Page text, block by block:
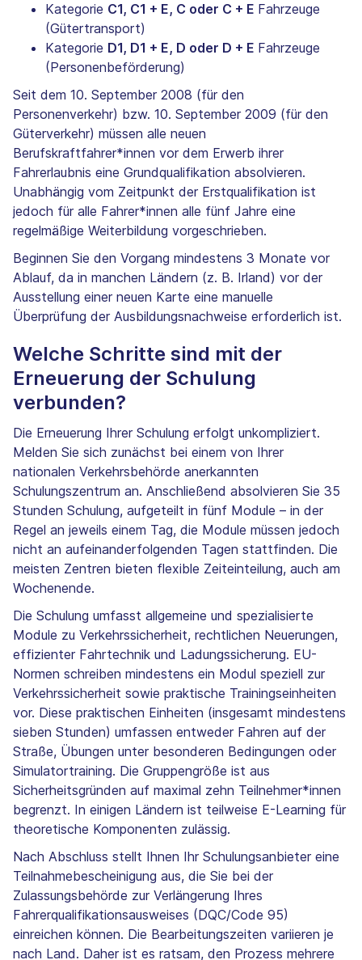
Kategorie C1, C1 + E, C oder C + E Fahrzeuge
(Gütertransport)
Kategorie D1, D1 + E, D oder D + E Fahrzeuge
(Personenbeförderung)
Seit dem 10. September 2008 (für den
Personenverkehr) bzw. 10. September 2009 (für den
Güterverkehr) müssen alle neuen
Berufskraftfahrer*innen vor dem Erwerb ihrer
Fahrerlaubnis eine Grundqualifikation absolvieren.
Unabhängig vom Zeitpunkt der Erstqualifikation ist
jedoch für alle Fahrer*innen alle fünf Jahre eine
regelmäßige Weiterbildung vorgeschrieben.
Beginnen Sie den Vorgang mindestens 3 Monate vor
Ablauf, da in manchen Ländern (z. B. Irland) vor der
Ausstellung einer neuen Karte eine manuelle
Überprüfung der Ausbildungsnachweise erforderlich ist.
Welche Schritte sind mit der
Erneuerung der Schulung
verbunden?
Die Erneuerung Ihrer Schulung erfolgt unkompliziert.
Melden Sie sich zunächst bei einem von Ihrer
nationalen Verkehrsbehörde anerkannten
Schulungszentrum an. Anschließend absolvieren Sie 35
Stunden Schulung, aufgeteilt in fünf Module – in der
Regel an jeweils einem Tag, die Module müssen jedoch
nicht an aufeinanderfolgenden Tagen stattfinden. Die
meisten Zentren bieten flexible Zeiteinteilung, auch am
Wochenende.
Die Schulung umfasst allgemeine und spezialisierte
Module zu Verkehrssicherheit, rechtlichen Neuerungen,
effizienter Fahrtechnik und Ladungssicherung. EU-
Normen schreiben mindestens ein Modul speziell zur
Verkehrssicherheit sowie praktische Trainingseinheiten
vor. Diese praktischen Einheiten (insgesamt mindestens
sieben Stunden) umfassen entweder Fahren auf der
Straße, Übungen unter besonderen Bedingungen oder
Simulatortraining. Die Gruppengröße ist aus
Sicherheitsgründen auf maximal zehn Teilnehmer*innen
begrenzt. In einigen Ländern ist teilweise E-Learning für
theoretische Komponenten zulässig.
Nach Abschluss stellt Ihnen Ihr Schulungsanbieter eine
Teilnahmebescheinigung aus, die Sie bei der
Zulassungsbehörde zur Verlängerung Ihres
Fahrerqualifikationsausweises (DQC/Code 95)
einreichen können. Die Bearbeitungszeiten variieren je
nach Land. Daher ist es ratsam, den Prozess mehrere